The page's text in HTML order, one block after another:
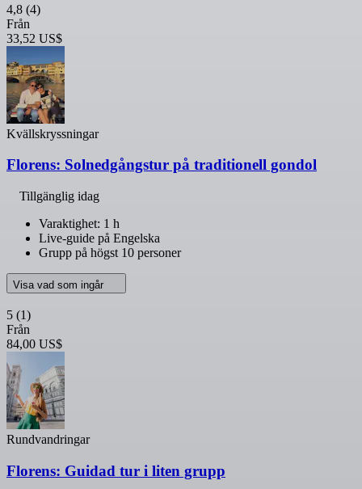
4,8 (4)
Från
33,52 US$
Kvällskryssningar
Florens: Solnedgångstur på traditionell gondol
Tillgänglig idag
Varaktighet: 1 h
Live-guide på Engelska
Grupp på högst 10 personer
Visa vad som ingår
5 (1)
Från
84,00 US$
Rundvandringar
Florens: Guidad tur i liten grupp